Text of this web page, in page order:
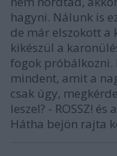
hagyni. Nálunk is
de már elszokott a
kikészül a
fogok próbálkozni.
mindent, amit a
csak úgy,
leszel? - ROSSZ!
Hátha bejön rajta